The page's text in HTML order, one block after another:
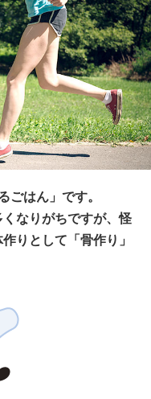
ごはん」です。
なりがちですが、怪
りとして「骨作り」